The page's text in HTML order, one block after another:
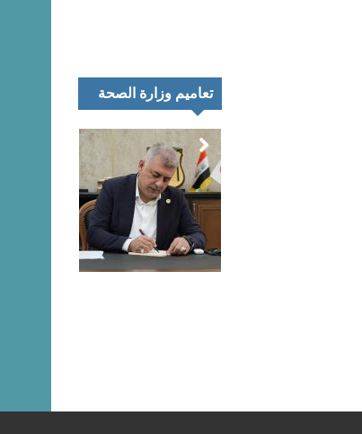
تعاميم وزارة الصحة
بيان…